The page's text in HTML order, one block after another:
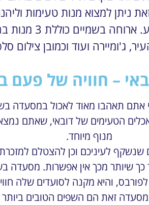
למצוא מנות טעימות
בשמיים שאתם 50
ג'ומיירה ועוד וכמובן צילום
– חוויה של פעם
אתם תאהבו מאוד לאכול במסעדה
מנוף מיוחד.
שנשקף לעיניכם וכן להצטלם
ל-22 אנשים בלבד כך שיותר מכך אין
והיא מקנה לסועדים שלה
זאת הם השפים הטובים